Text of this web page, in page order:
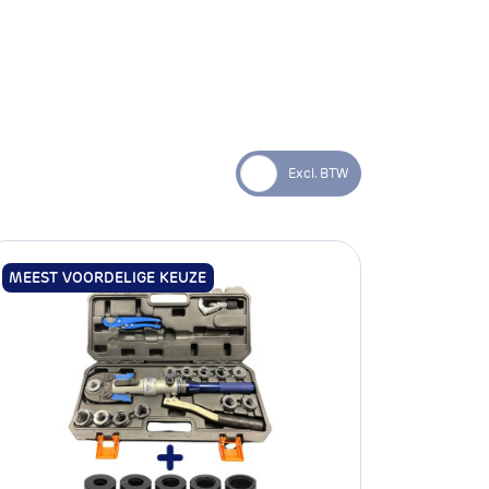
MEEST VOORDELIGE KEUZE